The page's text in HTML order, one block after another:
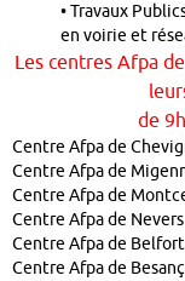
• Travaux
en voirie et
Les centres Afpa
de
Centre Afpa de
Centre Afpa de
Centre Afpa de
Centre Afpa de
Centre Afpa de
Centre Afpa de